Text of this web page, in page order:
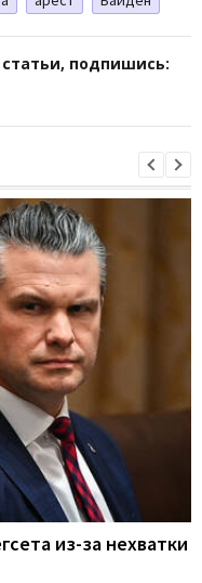
подпишись:
из-за нехватки